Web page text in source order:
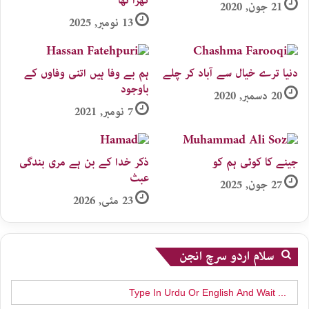
21 جون, 2020
13 نومبر, 2025
دنیا ترے خیال سے آباد کر چلے
20 دسمبر, 2020
ہم بے وفا ہیں اتنی وفاوں کے
باوجود
7 نومبر, 2021
جینے کا کوئی ہم کو
27 جون, 2025
ذکر خدا کے بن ہے مری بندگی
عبث
23 مئی, 2026
سلام اردو سرچ انجن
Search
for: